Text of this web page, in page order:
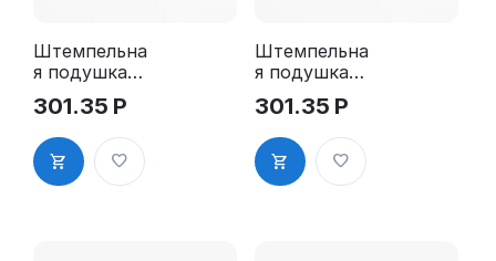
Штемпельна
я подушка
для GRM R17
2Pads
301.35 Р
Штемпельна
я подушка
для GRM R17
2Pads, синяя
301.35 Р